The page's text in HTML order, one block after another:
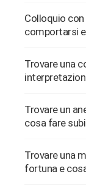
Colloquio
comportarsi
Trovare una
Trovare un
cosa fare
Trovare una
fortuna e